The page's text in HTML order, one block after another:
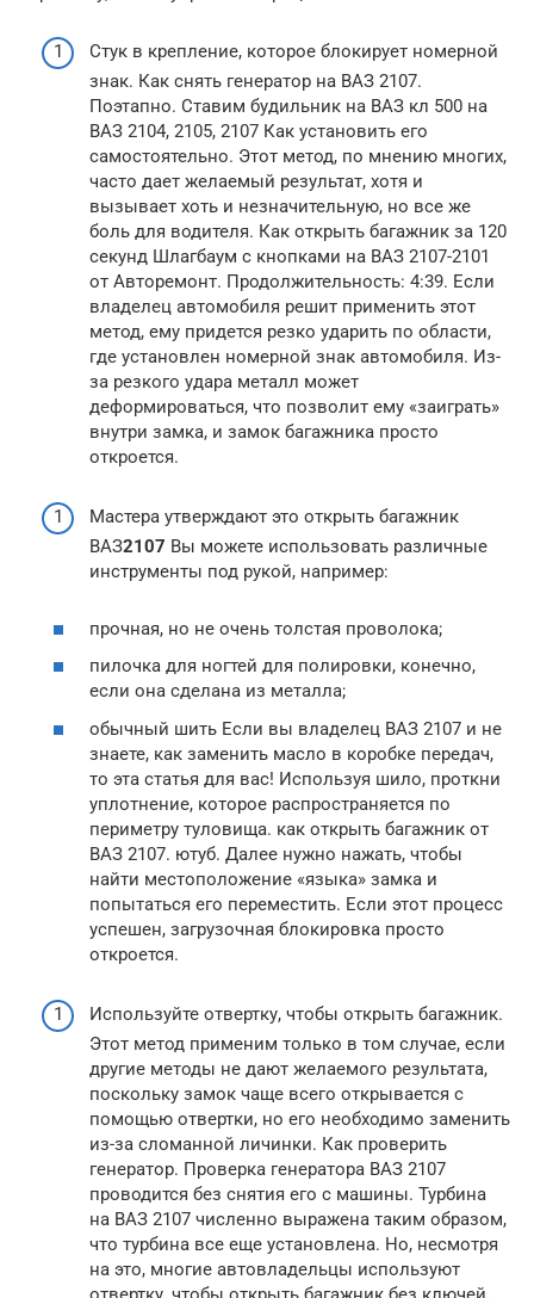
Стук в крепление, которое блокирует номерной
знак. Как снять генератор на ВАЗ 2107.
Поэтапно. Ставим будильник на ВАЗ кл 500 на
ВАЗ 2104, 2105, 2107 Как установить его
самостоятельно. Этот метод, по мнению многих,
часто дает желаемый результат, хотя и
вызывает хоть и незначительную, но все же
боль для водителя. Как открыть багажник за 120
секунд Шлагбаум с кнопками на ВАЗ 2107-2101
от Авторемонт. Продолжительность: 4:39. Если
владелец автомобиля решит применить этот
метод, ему придется резко ударить по области,
где установлен номерной знак автомобиля. Из-
за резкого удара металл может
деформироваться, что позволит ему «заиграть»
внутри замка, и замок багажника просто
откроется.
Мастера утверждают это открыть багажник
ВАЗ2107 Вы можете использовать различные
инструменты под рукой, например:
прочная, но не очень толстая проволока;
пилочка для ногтей для полировки, конечно,
если она сделана из металла;
обычный шить Если вы владелец ВАЗ 2107 и не
знаете, как заменить масло в коробке передач,
то эта статья для вас! Используя шило, проткни
уплотнение, которое распространяется по
периметру туловища. как открыть багажник от
ВАЗ 2107. ютуб. Далее нужно нажать, чтобы
найти местоположение «языка» замка и
попытаться его переместить. Если этот процесс
успешен, загрузочная блокировка просто
откроется.
Используйте отвертку, чтобы открыть багажник.
Этот метод применим только в том случае, если
другие методы не дают желаемого результата,
поскольку замок чаще всего открывается с
помощью отвертки, но его необходимо заменить
из-за сломанной личинки. Как проверить
генератор. Проверка генератора ВАЗ 2107
проводится без снятия его с машины. Турбина
на ВАЗ 2107 численно выражена таким образом,
что турбина все еще установлена. Но, несмотря
на это, многие автовладельцы используют